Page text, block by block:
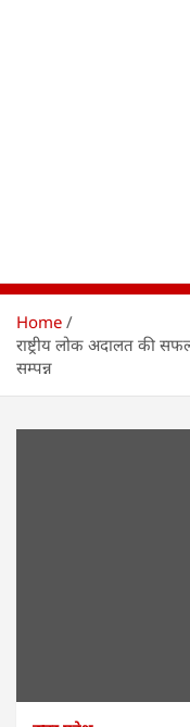
Home
राष्ट्रीय लोक अदालत की
सम्पन्न